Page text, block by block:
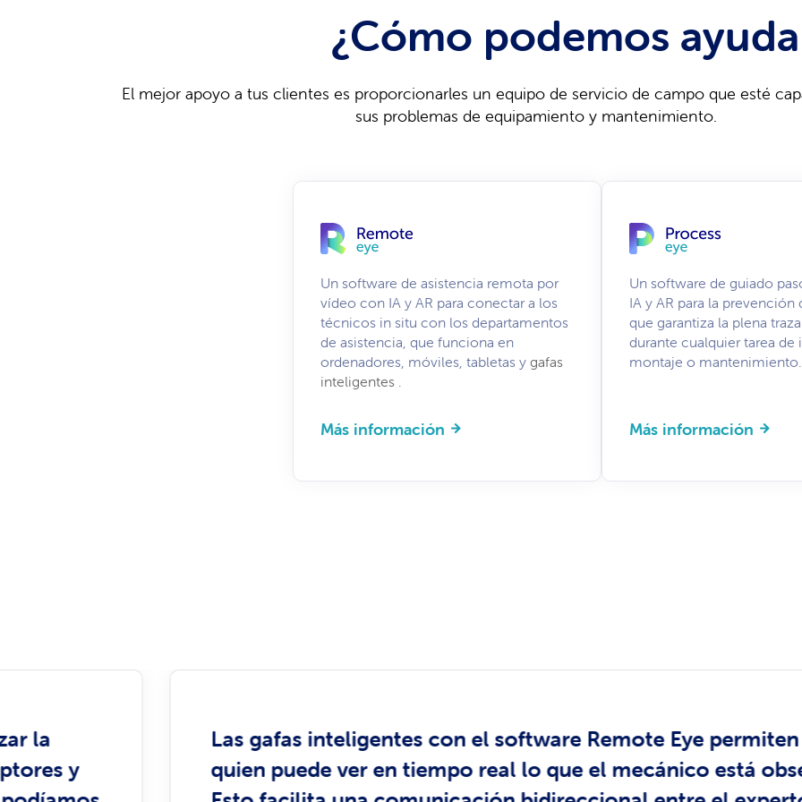
¿Cómo podemos
El mejor apoyo a tus clientes es proporcionarles un equipo de servicio de campo que esté
sus problemas de equipamiento y mantenimiento.
Un software de asistencia remota por
vídeo con IA y AR para conectar a los
técnicos in situ con los departamentos
de asistencia, que funciona en
ordenadores, móviles, tabletas ygafas
inteligentes
Más información
Un software de guiado
IA y AR para la prevención
que garantiza la plena
durante cualquier tarea de
montaje o mantenimiento.
Más información
"Es una gran contribución a nuestra actividad principal.
continuidad de nuestro negocio proporcionando información a